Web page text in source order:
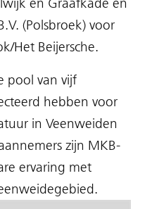
(Polsbroek) voor
Het Beijersche.
pool van vijf
hebben voor
in Veenweiden
zijn MKB-
ervaring met